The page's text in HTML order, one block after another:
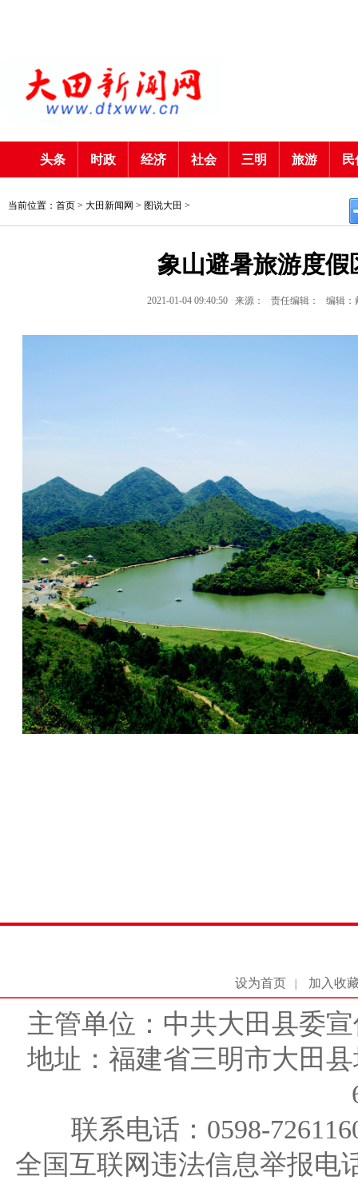
头条 时政 经济 社会 三明 旅游
当前位置：首页 > 大田新闻网 > 图说大田 >
象山避暑旅游度假
2021-01-04 09:40:50 来源： 责任编辑： 编辑：
设为首页 加入收
主管单位：中共大田县委
地址：福建省三明市大田
联系电话：0598-
全国互联网违法信息举报电